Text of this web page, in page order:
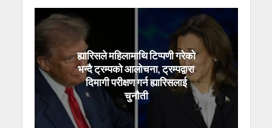
ह्यारिसले महिलामाथि टिप्पणी गरेको
भन्दै ट्रम्पको आलोचना, ट्रम्पद्वारा
दिमागी परीक्षण गर्न ह्यारिसलाई
चुनौती